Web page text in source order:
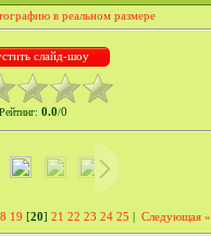
в реальном размере
Рейтинг: 0.0/0
19 [20] 21 22 23 24 25 | Следующая »